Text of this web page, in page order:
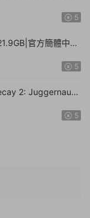
5
官方簡體中
5
2: Juggernaut
5